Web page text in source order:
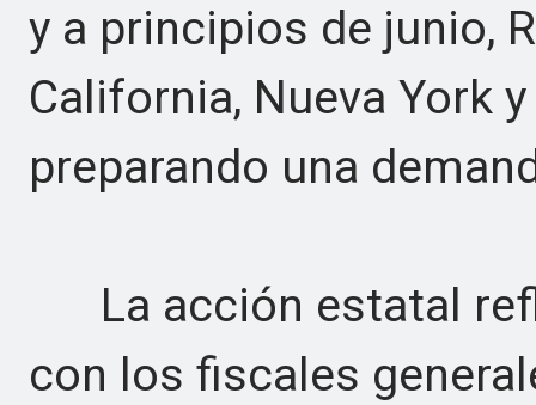
y a principios de junio,
California, Nueva York
preparando una
La acción estatal
con los fiscales